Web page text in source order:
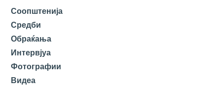
Соопштенија
Средби
Обраќања
Интервјуа
Фотографии
Видеа